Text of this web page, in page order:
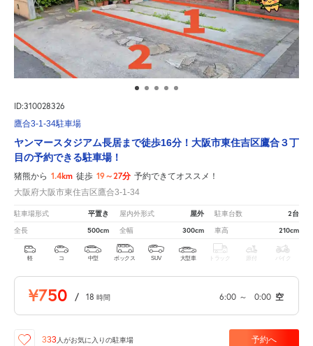
ID:310028326
鷹合3-1-34駐車場
ヤンマースタジアム長居まで徒歩16分！大阪市東住吉区鷹合３丁
目の予約できる駐車場！
猪熊から 1.4km 徒歩 19～27分 予約できてオススメ！
大阪府大阪市東住吉区鷹合3-1-34
駐車場形式 平置き 屋内外形式 屋外 駐車台数 2台
全長 500cm 全幅 300cm 車高 210cm
軽 コ 中型 ボックス SUV 大型車 トラック 原付 バイク
¥750 / 18 時間 6:00 ～ 0:00 空
333人がお気に入りの駐車場 予約へ